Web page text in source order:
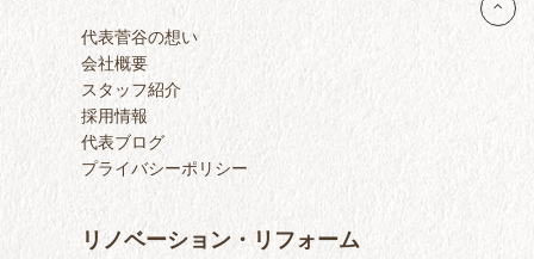
代表菅谷の想い
会社概要
スタッフ紹介
採用情報
代表ブログ
プライバシーポリシー
リノベーション・リフォーム